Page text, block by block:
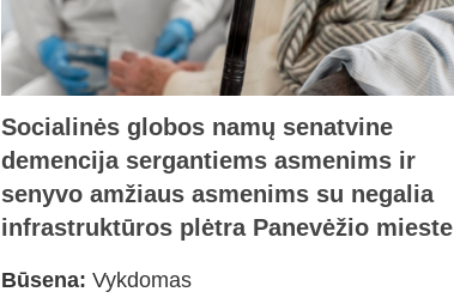
Socialinės globos namų senatvine
demencija sergantiems asmenims ir
senyvo amžiaus asmenims su negalia
infrastruktūros plėtra Panevėžio mieste
Būsena: Vykdomas